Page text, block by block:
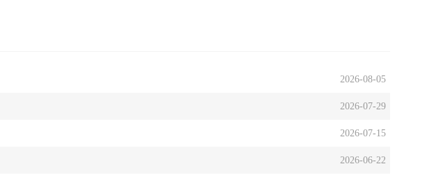
2026-08-05
2026-07-29
2026-07-15
2026-06-22